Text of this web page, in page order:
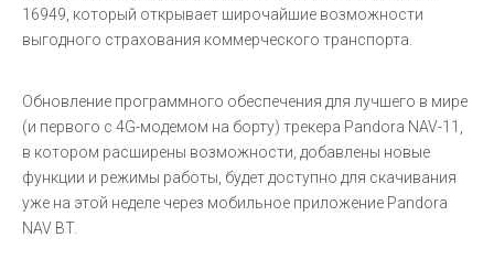
16949, который открывает широчайшие возможности
выгодного страхования коммерческого транспорта.
Обновление программного обеспечения для лучшего в мире
(и первого с 4G-модемом на борту) трекера Pandora NAV-11,
в котором расширены возможности, добавлены новые
функции и режимы работы, будет доступно для скачивания
уже на этой неделе через мобильное приложение Pandora
NAV BT.